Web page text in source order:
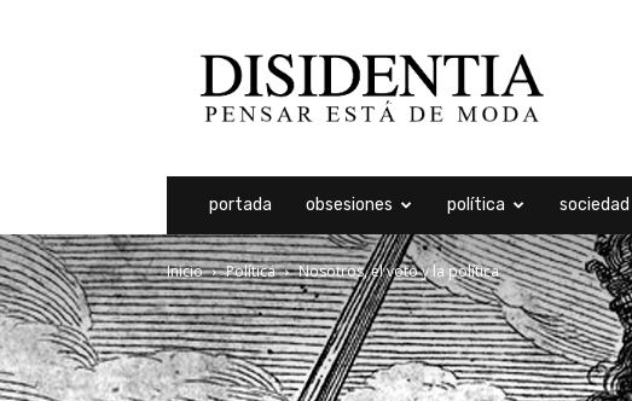
portada obsesiones política sociedad
Inicio Política Nosotros, el voto y la política